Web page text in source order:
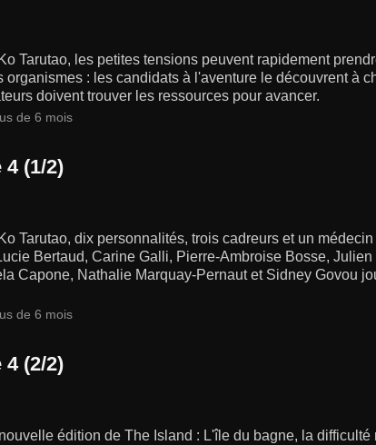
Tarutao, les petites tensions peuvent rapidement
organismes : les candidats à l'aventure le découvrent à
doivent trouver les ressources pour avancer.
de 6 mois
4 (1/2)
Tarutao, dix personnalités, trois cadreurs et un
Bertaud, Carine Galli, Pierre-Ambroise Bosse,
Capone, Nathalie Marquay-Pernaut et Sidney Govou
de 6 mois
4 (2/2)
édition de The Island : L'île du bagne, la